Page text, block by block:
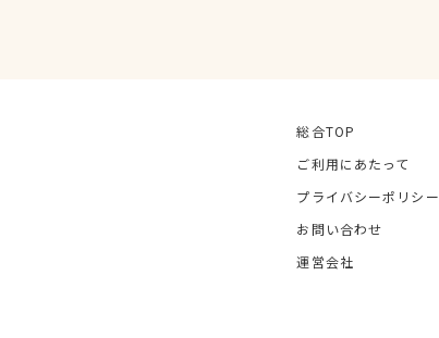
総合TOP
ご利用にあたって
プライバシーポリシー
お問い合わせ
運営会社